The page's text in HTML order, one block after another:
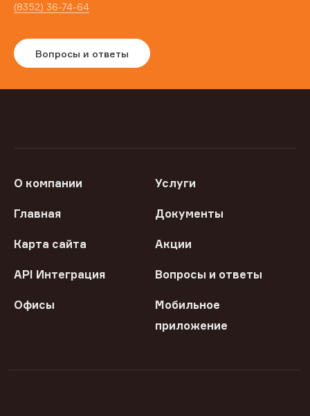
(8352) 36-74-64
Вопросы и ответы
О компании Услуги
Главная Документы
Карта сайта Акции
API Интеграция Вопросы и ответы
Офисы
Мобильное
приложение